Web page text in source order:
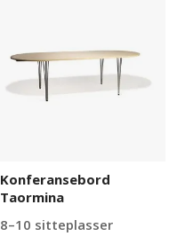
Konferansebord
Taormina
8–10 sitteplasser